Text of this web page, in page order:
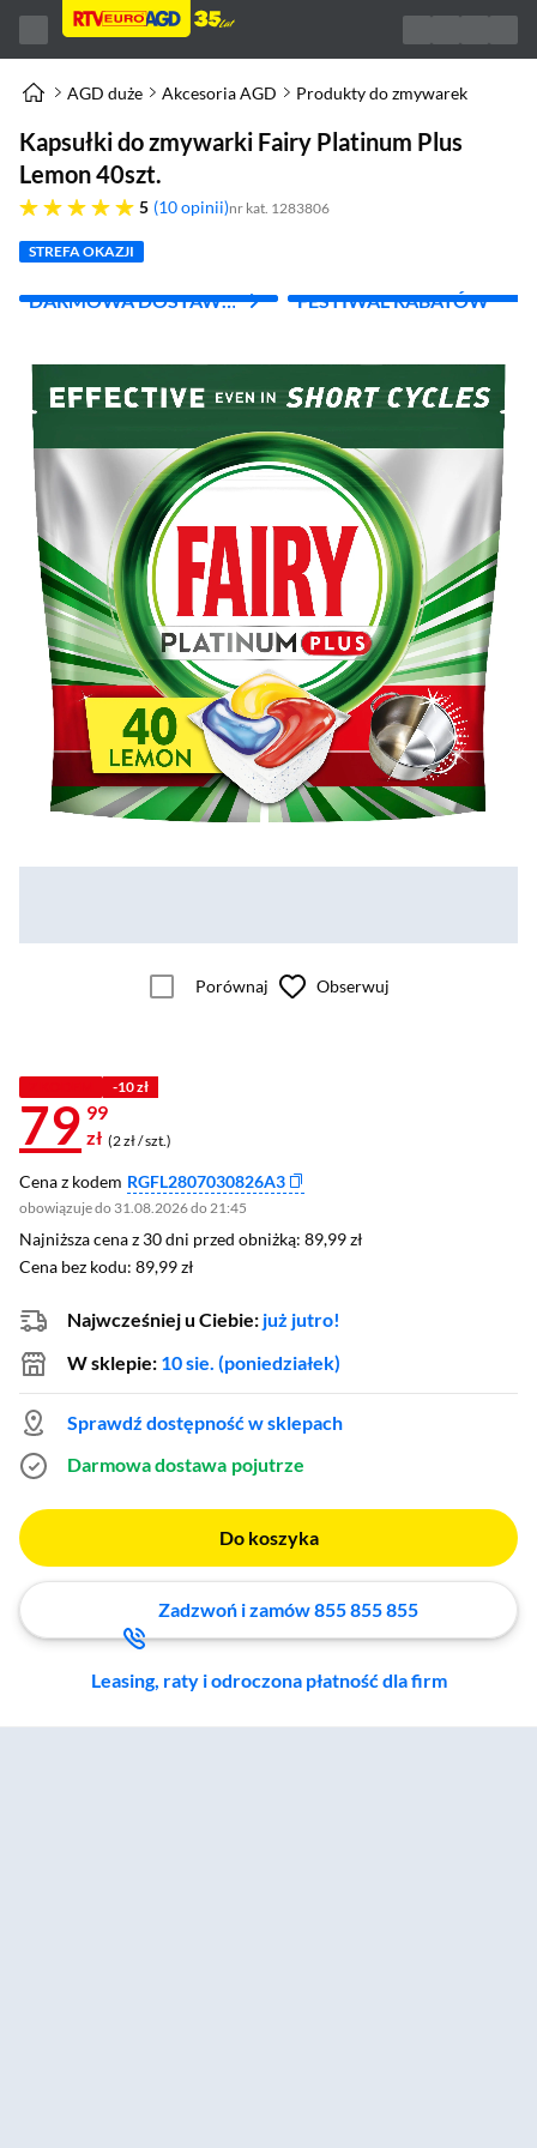
AGD duże Akcesoria AGD Produkty do zmywarek
Kapsułki do zmywarki Fairy Platinum Plus
Lemon 40szt.
5
pięć gwiazdek 10 opinii nr kat. 1283806
STREFA OKAZJI
DARMOWA DOSTAWA
FESTIWAL RABATÓW
Porównaj Obserwuj
-10 zł
79 99
zł (2 zł / szt.)
Cena z kodem RGFL2807030826A3
obowiązuje do 31.08.2026 do 21:45
Najniższa cena z 30 dni przed obniżką: 89,99 zł
Najniższa cena z 30 dni przed obniżką: 89,99 zł
Cena bez kodu: 89,99 zł
Cena bez kodu: 89,99 zł
Najwcześniej u Ciebie: już jutro!
W sklepie: 10 sie. (poniedziałek)
Sprawdź dostępność w sklepach
Darmowa dostawa pojutrze
Do koszyka
Zadzwoń i zamów 855 855 855
Leasing, raty i odroczona płatność dla firm